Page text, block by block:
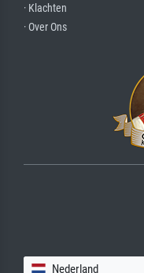
· Klachten
· Over Ons
Nederland